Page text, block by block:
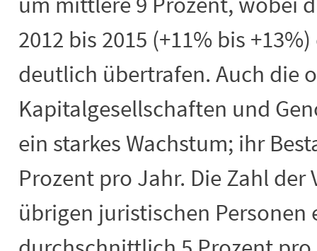
2012 bis 2015 (+11% bis
deutlich übertrafen. Auch die
Kapitalgesellschaften und
ein starkes Wachstum; ihr
Prozent pro Jahr. Die Zahl
übrigen juristischen